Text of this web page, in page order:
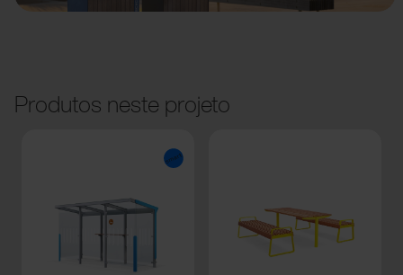
Produtos neste projeto